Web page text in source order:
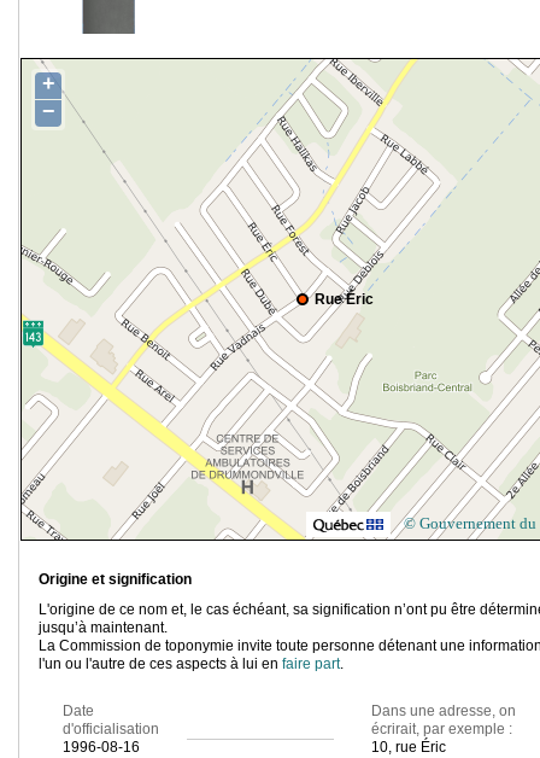
Rue Éric
+
−
© Gouvernement du
Origine et signification
L'origine de ce nom et, le cas échéant, sa signification n’ont pu être
jusqu’à maintenant.
La Commission de toponymie invite toute personne détenant une
l'un ou l'autre de ces aspects à lui en faire part.
Date
d'officialisation
1996-08-16
Dans une adresse, on
écrirait, par exemple :
10, rue Éric